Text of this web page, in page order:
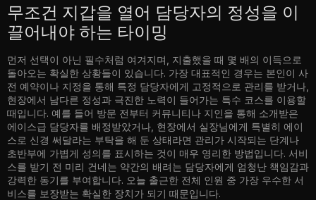
무조건 지갑을 열어 담당자의 정성을 이
끌어내야 하는 타이밍
먼저 선택이 아닌 필수처럼 여겨지며, 지출했을 때 몇 배의 이득으로
돌아오는 확실한 상황들이 있습니다. 가장 대표적인 경우는 본인이 사
전 예약이나 지정을 통해 특정 담당자에게 고정적으로 관리를 받거나,
현장에서 남다른 정성과 극진한 노력이 들어가는 특수 코스를 이용할
때입니다. 예를 들어 방문 전부터 커뮤니티나 지인을 통해 소개받은
에이스급 담당자를 배정받았거나, 현장에서 실장님에게 특별히 에이
스로 신경 써달라는 부탁을 해 둔 상태라면 관리가 시작되는 단계나
초반부에 가볍게 성의를 표시하는 것이 매우 영리한 방법입니다. 서비
스를 받기 전 미리 건네는 약간의 배려는 담당자에게 엄청난 책임감과
강력한 동기를 부여합니다. 오늘 출근한 전체 인원 중 가장 우수한 서
비스를 보장받는 확실한 장치가 되기 때문입니다.